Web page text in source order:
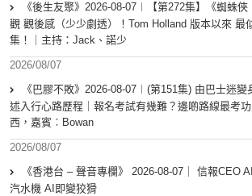
《後生友聚》2026-08-07︱【第272集】《蜘蛛
觀 觀後感（少少劇透）！Tom Holland 版本以來 最
集！｜主持：Jack、諾少
2026/08/07
《巴膠不敗》2026-08-07︱(第151集) 由巴士迷
述入行心路歷程｜報名考試有幾難？邊啲路線最考
西，嘉賓︰Bowan
2026/08/07
《香港台 – 聲音專欄》 2026-08-07｜ 信報CEO
汽水機 AI即變狡猾